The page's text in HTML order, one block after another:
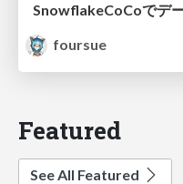
SnowflakeCoCoでデ
foursue
Featured
See All Featured